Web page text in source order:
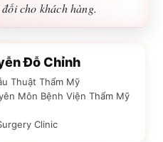
cho khách hàng.
Đỗ Chỉnh
Thuật Thẩm Mỹ
Môn Bệnh Viện Thẩm Mỹ
Clinic